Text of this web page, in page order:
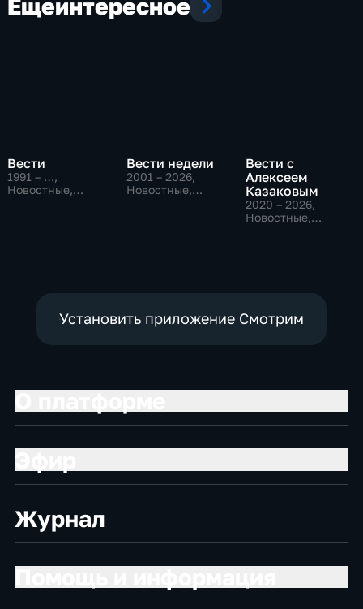
Ещеинтересное
Вести
1991 – …,
Новостные,
Вести недели
2001 – 2026,
Новостные,
Вести с
Алексеем
Казаковым
2020 – 2026,
Новостные,
Установить приложение Смотрим
Журнал